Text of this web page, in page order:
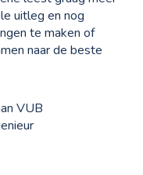
uitleg en nog
te maken of
naar de beste
VUB